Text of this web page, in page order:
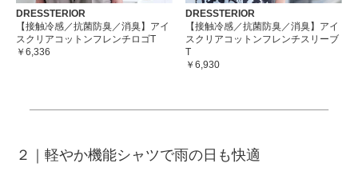
DRESSTERIOR
【接触冷感／抗菌防臭／消臭】アイ
スクリアコットンフレンチロゴT
￥6,336
DRESSTERIOR
【接触冷感／抗菌防臭／消臭】アイ
スクリアコットンフレンチスリーブ
T
￥6,930
２｜軽やか機能シャツで雨の日も快適